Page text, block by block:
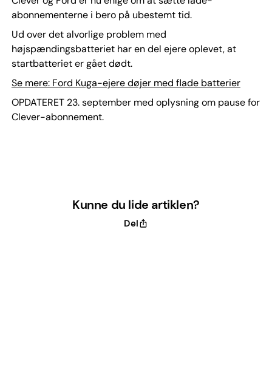
abonnementerne i bero på ubestemt tid.
Ud over det alvorlige problem med
højspændingsbatteriet har en del ejere oplevet, at
startbatteriet er gået dødt.
Se mere: Ford Kuga-ejere døjer med flade batterier
OPDATERET 23. september med oplysning om pause for
Clever-abonnement.
Kunne du lide artiklen?
Del